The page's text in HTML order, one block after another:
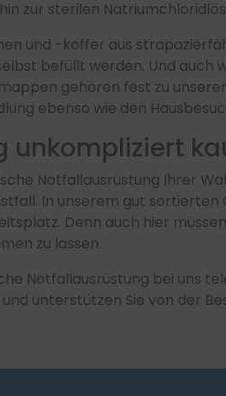
zur sterilen
und -koffer aus
befüllt werden. Und
gehören fest zu
ebenso wie den
unkompliziert
Notfallausrüstung Ihrer
In unserem gut sortierten
Denn auch hier
zu lassen.
Notfallausrüstung bei uns
unterstützen Sie von der